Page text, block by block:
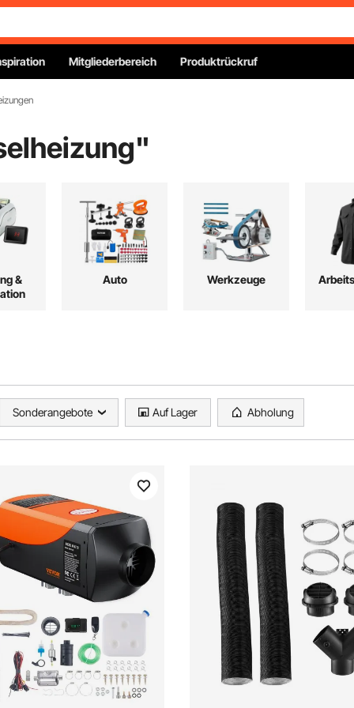
Mitgliederbereich Produktrückruf
"
&
Auto Werkzeuge
Sonderangebote Auf Lager Abholung